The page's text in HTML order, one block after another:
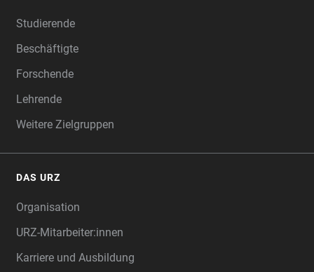
Studierende
Beschäftigte
Forschende
Lehrende
Weitere Zielgruppen
DAS URZ
Organisation
URZ-Mitarbeiter:innen
Karriere und Ausbildung